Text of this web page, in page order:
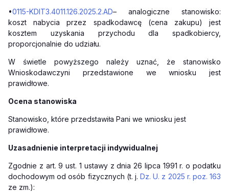
•0115-KDIT3.4011.126.2025.2.AD– analogiczne stanowisko:
koszt nabycia przez spadkodawcę (cena zakupu) jest
kosztem uzyskania przychodu dla spadkobiercy,
proporcjonalnie do udziału.
W świetle powyższego należy uznać, że stanowisko
Wnioskodawczyni przedstawione we wniosku jest
prawidłowe.
Ocena stanowiska
Stanowisko, które przedstawiła Pani we wniosku jest
prawidłowe.
Uzasadnienie interpretacji indywidualnej
Zgodnie z art. 9 ust. 1 ustawy z dnia 26 lipca 1991 r. o podatku
dochodowym od osób fizycznych (t. j. Dz. U. z 2025 r. poz. 163
ze zm.):